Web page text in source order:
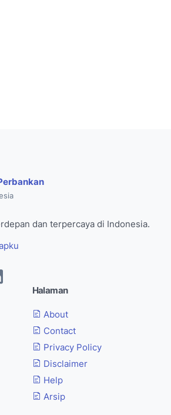
dan terpercaya di Indonesia.
Halaman
About
Contact
Privacy Policy
Disclaimer
Help
Arsip